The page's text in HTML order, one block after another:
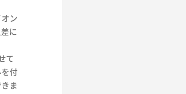
ン
に
て
付
ま